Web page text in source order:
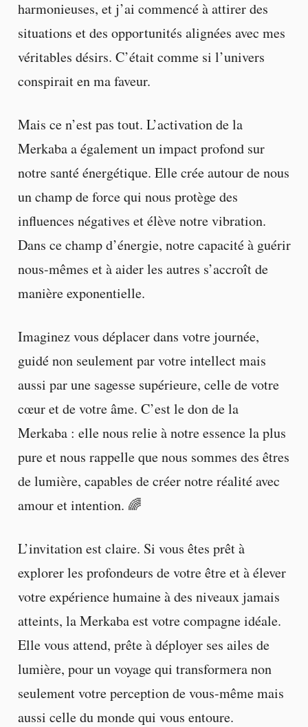
harmonieuses, et j’ai commencé à attirer des
situations et des opportunités alignées avec mes
véritables désirs. C’était comme si l’univers
conspirait en ma faveur.
Mais ce n’est pas tout. L’activation de la
Merkaba a également un impact profond sur
notre santé énergétique. Elle crée autour de nous
un champ de force qui nous protège des
influences négatives et élève notre vibration.
Dans ce champ d’énergie, notre capacité à guérir
nous-mêmes et à aider les autres s’accroît de
manière exponentielle.
Imaginez vous déplacer dans votre journée,
guidé non seulement par votre intellect mais
aussi par une sagesse supérieure, celle de votre
cœur et de votre âme. C’est le don de la
Merkaba : elle nous relie à notre essence la plus
pure et nous rappelle que nous sommes des êtres
de lumière, capables de créer notre réalité avec
amour et intention. 🌈
L’invitation est claire. Si vous êtes prêt à
explorer les profondeurs de votre être et à élever
votre expérience humaine à des niveaux jamais
atteints, la Merkaba est votre compagne idéale.
Elle vous attend, prête à déployer ses ailes de
lumière, pour un voyage qui transformera non
seulement votre perception de vous-même mais
aussi celle du monde qui vous entoure.